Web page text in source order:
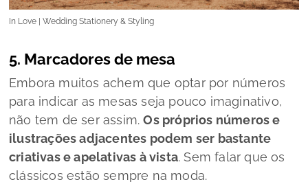
In Love | Wedding Stationery & Styling
5. Marcadores de mesa
Embora muitos achem que optar por números
para indicar as mesas seja pouco imaginativo,
não tem de ser assim. Os próprios números e
ilustrações adjacentes podem ser bastante
criativas e apelativas à vista. Sem falar que os
clássicos estão sempre na moda.